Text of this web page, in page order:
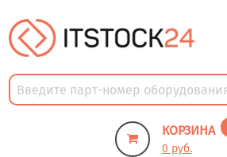
КОРЗИНА
0 руб.